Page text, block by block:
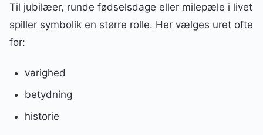
Til jubilæer, runde fødselsdage eller milepæle i livet
spiller symbolik en større rolle. Her vælges uret ofte
for:
varighed
betydning
historie